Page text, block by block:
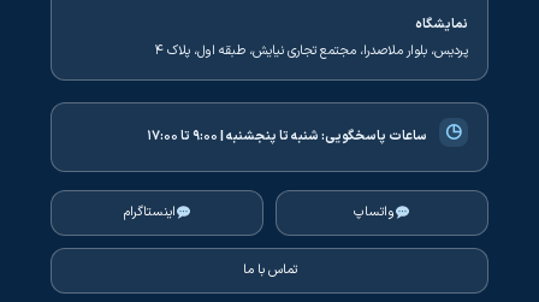
نمایشگاه
پردیس، بلوار ملاصدرا، مجتمع تجاری نیایش، طبقه اول، پلاک ۴
◷ ساعات پاسخگویی:شنبه تا پنجشنبه | ۹:۰۰ تا ۱۷:۰۰
واتساپ اینستاگرام
تماس با ما